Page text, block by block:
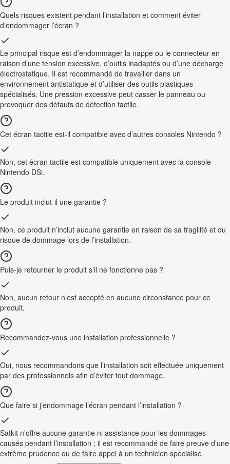
Quels risques existent pendant l’installation et comment éviter
d’endommager l’écran ?
Le principal risque est d’endommager la nappe ou le connecteur en
raison d’une tension excessive, d’outils inadaptés ou d’une décharge
électrostatique. Il est recommandé de travailler dans un
environnement antistatique et d’utiliser des outils plastiques
spécialisés. Une pression excessive peut casser le panneau ou
provoquer des défauts de détection tactile.
Cet écran tactile est-il compatible avec d’autres consoles Nintendo ?
Non, cet écran tactile est compatible uniquement avec la console
Nintendo DSi.
Le produit inclut-il une garantie ?
Non, ce produit n’inclut aucune garantie en raison de sa fragilité et du
risque de dommage lors de l’installation.
Puis-je retourner le produit s’il ne fonctionne pas ?
Non, aucun retour n’est accepté en aucune circonstance pour ce
produit.
Recommandez-vous une installation professionnelle ?
Oui, nous recommandons que l’installation soit effectuée uniquement
par des professionnels afin d’éviter tout dommage.
Que faire si j’endommage l’écran pendant l’installation ?
Satkit n’offre aucune garantie ni assistance pour les dommages
causés pendant l’installation ; il est recommandé de faire preuve d’une
extrême prudence ou de faire appel à un technicien spécialisé.